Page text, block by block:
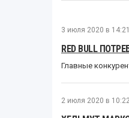
3 июля 2020 в 14:21
RED BULL
Главные
2 июля 2020 в 10:22